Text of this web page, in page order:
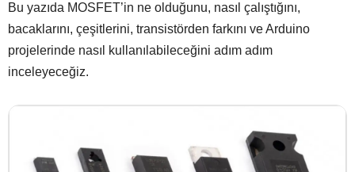
Bu yazıda MOSFET’in ne olduğunu, nasıl çalıştığını,
bacaklarını, çeşitlerini, transistörden farkını ve Arduino
projelerinde nasıl kullanılabileceğini adım adım
inceleyeceğiz.